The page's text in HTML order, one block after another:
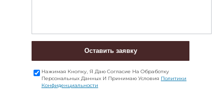
Оставить заявку
Нажимая Кнопку, Я Даю Согласие На Обработку
Персональных Данных И Принимаю Условия Политики
Конфиденциальности